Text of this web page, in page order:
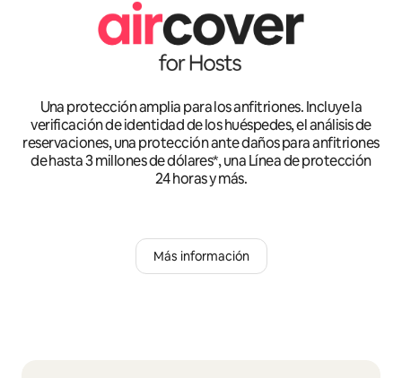
Una protección amplia para los anfitriones. Incluye la
verificación de identidad de los huéspedes, el análisis de
reservaciones, una protección ante daños para anfitriones
de hasta 3 millones de dólares*, una Línea de protección
24 horas y más.
Más información